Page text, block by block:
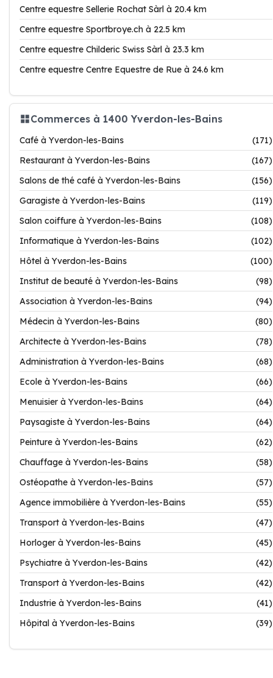
Centre equestre Sellerie Rochat Sàrl à 20.4 km
Centre equestre Sportbroye.ch à 22.5 km
Centre equestre Childeric Swiss Sàrl à 23.3 km
Centre equestre Centre Equestre de Rue à 24.6 km
Commerces à 1400 Yverdon-les-Bains
Café à Yverdon-les-Bains
(171)
Restaurant à Yverdon-les-Bains
(167)
Salons de thé café à Yverdon-les-Bains
(156)
Garagiste à Yverdon-les-Bains
(119)
Salon coiffure à Yverdon-les-Bains
(108)
Informatique à Yverdon-les-Bains
(102)
Hôtel à Yverdon-les-Bains
(100)
Institut de beauté à Yverdon-les-Bains
(98)
Association à Yverdon-les-Bains
(94)
Médecin à Yverdon-les-Bains
(80)
Architecte à Yverdon-les-Bains
(78)
Administration à Yverdon-les-Bains
(68)
Ecole à Yverdon-les-Bains
(66)
Menuisier à Yverdon-les-Bains
(64)
Paysagiste à Yverdon-les-Bains
(64)
Peinture à Yverdon-les-Bains
(62)
Chauffage à Yverdon-les-Bains
(58)
Ostéopathe à Yverdon-les-Bains
(57)
Agence immobilière à Yverdon-les-Bains
(55)
Transport à Yverdon-les-Bains
(47)
Horloger à Yverdon-les-Bains
(45)
Psychiatre à Yverdon-les-Bains
(42)
Transport à Yverdon-les-Bains
(42)
Industrie à Yverdon-les-Bains
(41)
Hôpital à Yverdon-les-Bains
(39)